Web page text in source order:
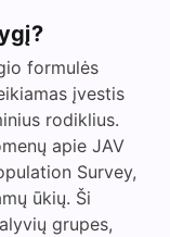
formulės
įvestis
rodiklius.
apie JAV
Survey,
ūkių. Ši
grupes,